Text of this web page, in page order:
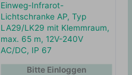
Einweg-Infrarot-
Lichtschranke AP, Typ
LA29/LK29 mit Klemmraum,
max. 65 m, 12V-240V
AC/DC, IP 67
Bitte Einloggen